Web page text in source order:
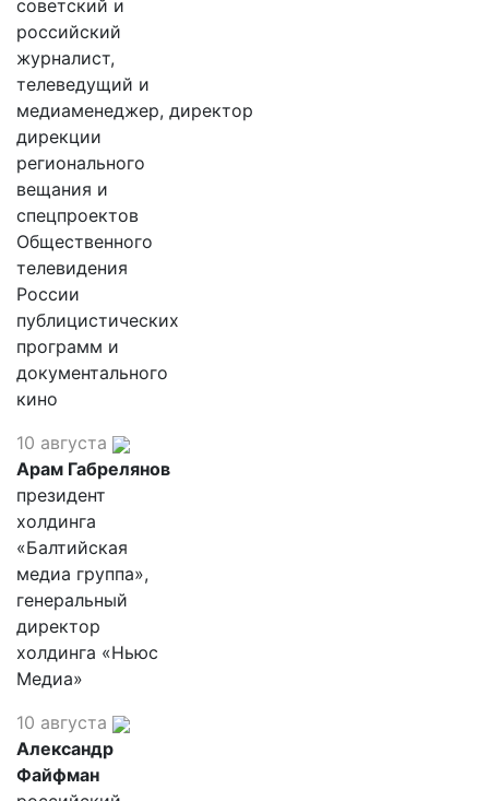
советский и
российский
журналист,
телеведущий и
медиаменеджер, директор
дирекции
регионального
вещания и
спецпроектов
Общественного
телевидения
России
публицистических
программ и
документального
кино
10 августа
Арам Габрелянов
президент
холдинга
«Балтийская
медиа группа»,
генеральный
директор
холдинга «Ньюс
Медиа»
10 августа
Александр
Файфман